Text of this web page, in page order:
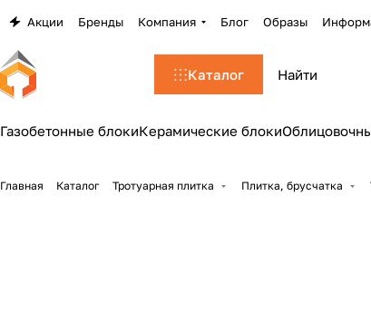
Акции Бренды Компания Блог Образы
Каталог
Газобетонные блокиКерамические блоки
Главная Каталог Тротуарная плитка Плитка, брусчатка